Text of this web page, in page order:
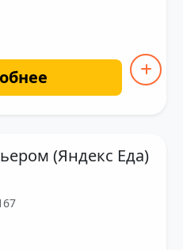
(Яндекс Еда)